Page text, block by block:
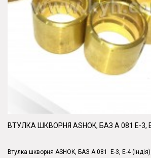
ВТУЛКА ШКВОРНЯ ASHOK, БАЗ А 081 E-3,
Втулка шкворня ASHOK, БАЗ А 081 E-3, E-4